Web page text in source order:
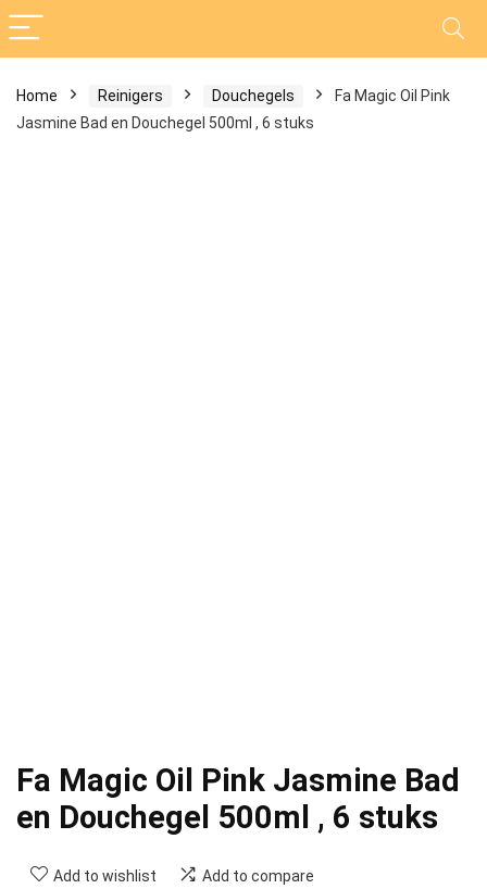
Home Reinigers Douchegels
Fa Magic Oil Pink
Jasmine Bad en Douchegel 500ml , 6 stuks
Fa Magic Oil Pink Jasmine Bad
en Douchegel 500ml , 6 stuks
Add to wishlist Add to compare